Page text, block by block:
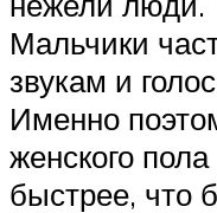
Мальчики
звукам и
Именно
женского
быстрее, что